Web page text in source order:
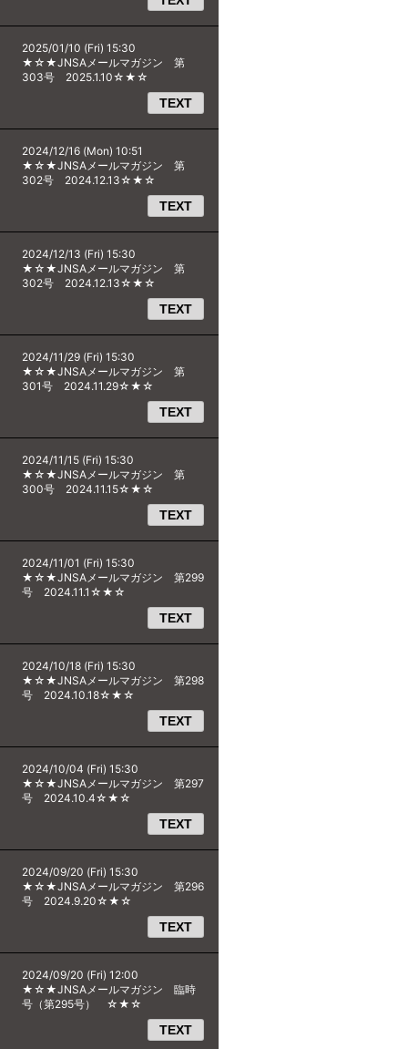
2025/01/10 (Fri) 15:30
★☆★JNSAメールマガジン 第
303号 2025.1.10☆★☆
TEXT
2024/12/16 (Mon) 10:51
★☆★JNSAメールマガジン 第
302号 2024.12.13☆★☆
TEXT
2024/12/13 (Fri) 15:30
★☆★JNSAメールマガジン 第
302号 2024.12.13☆★☆
TEXT
2024/11/29 (Fri) 15:30
★☆★JNSAメールマガジン 第
301号 2024.11.29☆★☆
TEXT
2024/11/15 (Fri) 15:30
★☆★JNSAメールマガジン 第
300号 2024.11.15☆★☆
TEXT
2024/11/01 (Fri) 15:30
★☆★JNSAメールマガジン 第299
号 2024.11.1☆★☆
TEXT
2024/10/18 (Fri) 15:30
★☆★JNSAメールマガジン 第298
号 2024.10.18☆★☆
TEXT
2024/10/04 (Fri) 15:30
★☆★JNSAメールマガジン 第297
号 2024.10.4☆★☆
TEXT
2024/09/20 (Fri) 15:30
★☆★JNSAメールマガジン 第296
号 2024.9.20☆★☆
TEXT
2024/09/20 (Fri) 12:00
★☆★JNSAメールマガジン 臨時
号（第295号） ☆★☆
TEXT